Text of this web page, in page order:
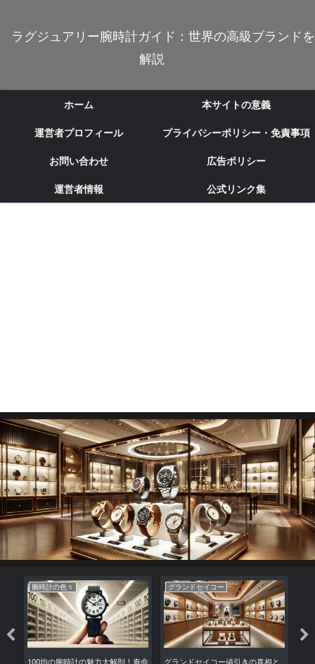
ラグジュアリー腕時計ガイド：世界の高級ブランドを
解説
ホーム
本サイトの意義
運営者プロフィール
プライバシーポリシー・免責事項
お問い合わせ
広告ポリシー
運営者情報
公式リンク集
腕時計の色々
100均の腕時計の魅力大解剖！寿命
グランドセイコー
グランドセイコー値引きの真相と